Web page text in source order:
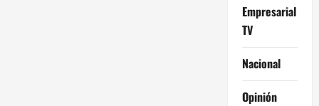
Empresarial
TV
Nacional
Opinión